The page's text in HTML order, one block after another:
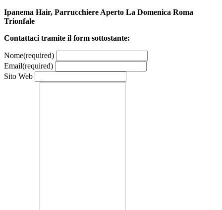
Ipanema Hair, Parrucchiere Aperto La Domenica Roma
Trionfale
Contattaci tramite il form sottostante:
Nome(required)
Email(required)
Sito Web